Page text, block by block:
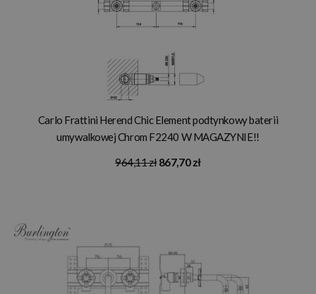
Carlo Frattini Herend Chic Element podtynkowy baterii
umywalkowej Chrom F2240 W MAGAZYNIE!!
964,11 zł 867,70 zł